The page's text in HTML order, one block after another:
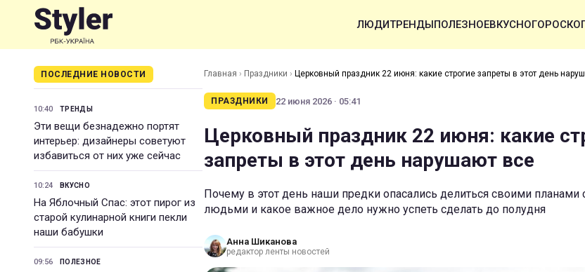
ЛЮДИТРЕНДЫПОЛЕЗНОЕВКУСНО
ПОСЛЕДНИЕ НОВОСТИ
10:40 ТРЕНДЫ
Эти вещи безнадежно портят
интерьер: дизайнеры советуют
избавиться от них уже сейчас
10:24 ВКУСНО
На Яблочный Спас: этот пирог из
старой кулинарной книги пекли
наши бабушки
09:56 ПОЛЕЗНОЕ
Главная › Праздники › Церковный праздник 22 июня: какие строгие запреты в этот день
ПРАЗДНИКИ 22 июня 2026 · 05:41
Церковный праздник 22 июня: какие
запреты в этот день нарушают все
Почему в этот день наши предки опасались делиться своими планами
людьми и какое важное дело нужно успеть сделать до полудня
Анна Шиканова
редактор ленты новостей